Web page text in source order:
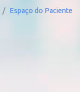
Espaço do Paciente